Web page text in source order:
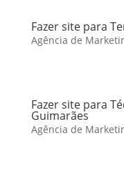
Fazer site para
Agência de
Fazer site para
Guimarães
Agência de